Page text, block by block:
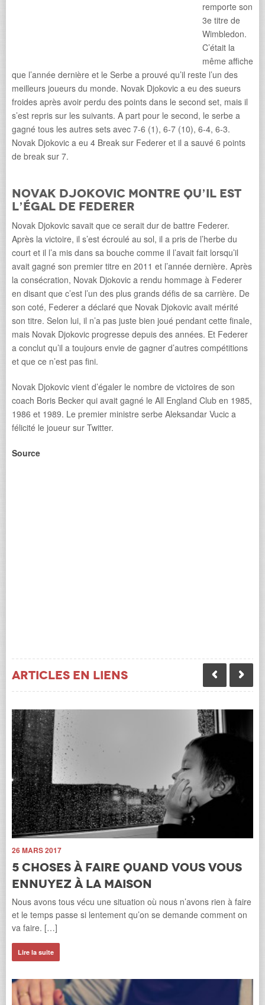
remporte son
3e titre de
Wimbledon.
C’était la
même affiche
que l’année dernière et le Serbe a prouvé qu’il reste l’un des
meilleurs joueurs du monde. Novak Djokovic a eu des sueurs
froides après avoir perdu des points dans le second set, mais il
s’est repris sur les suivants. A part pour le second, le serbe a
gagné tous les autres sets avec 7-6 (1), 6-7 (10), 6-4, 6-3.
Novak Djokovic a eu 4 Break sur Federer et il a sauvé 6 points
de break sur 7.
Novak Djokovic montre qu’il est
l’égal de Federer
Novak Djokovic savait que ce serait dur de battre Federer.
Après la victoire, il s’est écroulé au sol, il a pris de l’herbe du
court et il l’a mis dans sa bouche comme il l’avait fait lorsqu’il
avait gagné son premier titre en 2011 et l’année dernière. Après
la consécration, Novak Djokovic a rendu hommage à Federer
en disant que c’est l’un des plus grands défis de sa carrière. De
son coté, Federer a déclaré que Novak Djokovic avait mérité
son titre. Selon lui, il n’a pas juste bien joué pendant cette finale,
mais Novak Djokovic progresse depuis des années. Et Federer
a conclut qu’il a toujours envie de gagner d’autres compétitions
et que ce n’est pas fini.
Novak Djokovic vient d’égaler le nombre de victoires de son
coach Boris Becker qui avait gagné le All England Club en 1985,
1986 et 1989. Le premier ministre serbe Aleksandar Vucic a
félicité le joueur sur Twitter.
Source
Articles en liens
26 MARS 2017
5 choses à faire quand vous vous
ennuyez à la maison
Nous avons tous vécu une situation où nous n’avons rien à faire
et le temps passe si lentement qu’on se demande comment on
va faire. […]
Lire la suite